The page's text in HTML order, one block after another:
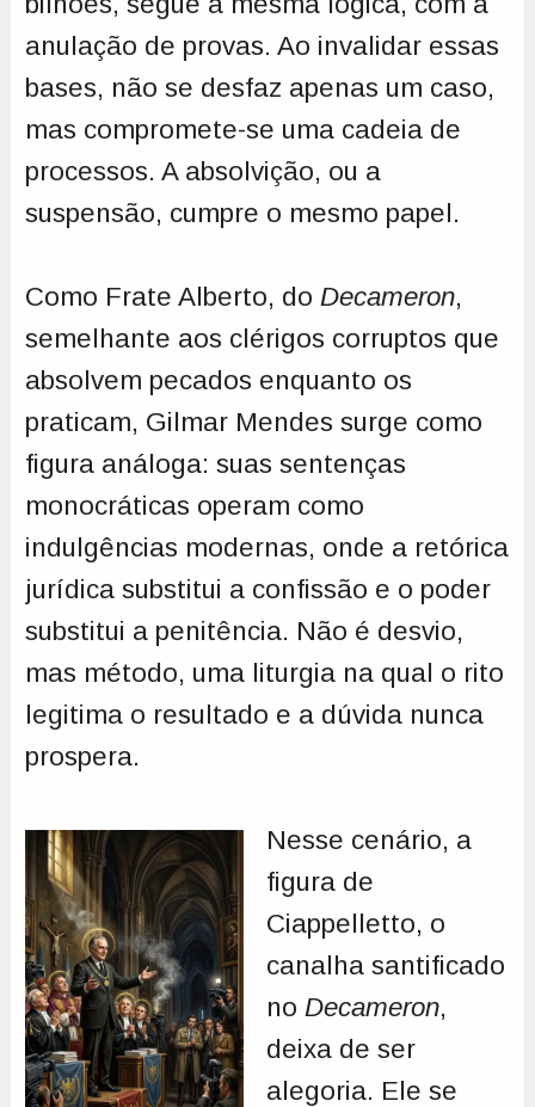
anulação de provas. Ao invalidar essas
bases, não se desfaz apenas um caso,
mas compromete-se uma cadeia de
processos. A absolvição, ou a
suspensão, cumpre o mesmo papel.
Como Frate Alberto, do Decameron,
semelhante aos clérigos corruptos que
absolvem pecados enquanto os
praticam, Gilmar Mendes surge como
figura análoga: suas sentenças
monocráticas operam como
indulgências modernas, onde a retórica
jurídica substitui a confissão e o poder
substitui a penitência. Não é desvio,
mas método, uma liturgia na qual o rito
legitima o resultado e a dúvida nunca
prospera.
Nesse cenário, a
figura de
Ciappelletto, o
canalha santificado
no Decameron,
deixa de ser
alegoria. Ele se